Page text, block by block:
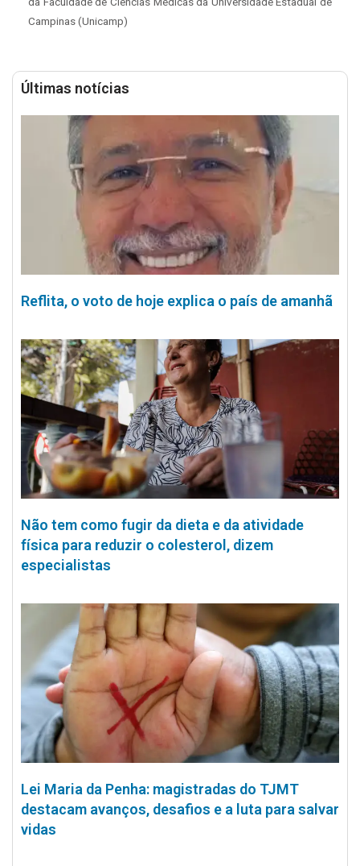
Campinas (Unicamp)
Últimas notícias
Reflita, o voto de hoje explica o país de amanhã
Não tem como fugir da dieta e da atividade
física para reduzir o colesterol, dizem
especialistas
Lei Maria da Penha: magistradas do TJMT
destacam avanços, desafios e a luta para salvar
vidas